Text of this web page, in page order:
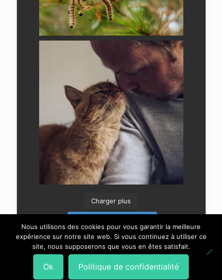
Charger plus
Nous utilisons des cookies pour vous garantir la meilleure
expérience sur notre site web. Si vous continuez à utiliser ce
site, nous supposerons que vous en êtes satisfait.
Ok Politique de confidentialité